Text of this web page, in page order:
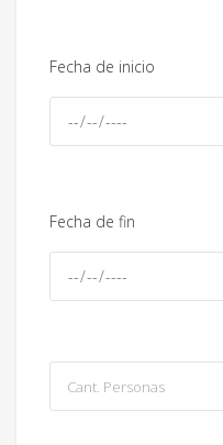
Fecha de inicio
Fecha de fin